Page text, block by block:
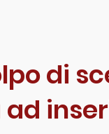
di
ad